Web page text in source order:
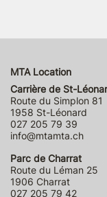
MTA Location
Carrière de St-
Route du Simplon 81
1958 St-Léonard
027 205 79 39
info@mtamta.ch
Parc de Charrat
Route du Léman 25
1906 Charrat
027 205 79 42